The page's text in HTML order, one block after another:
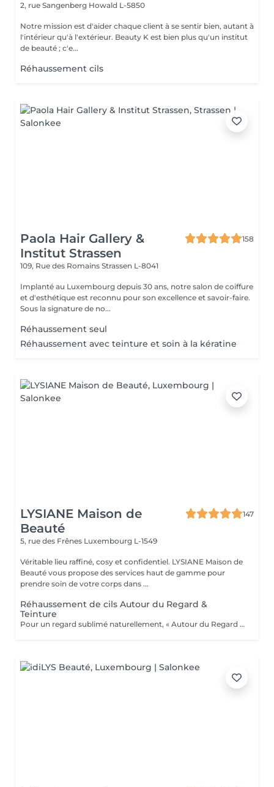
2, rue Sangenberg Howald L-5850
Notre mission est d'aider chaque client à se sentir bien, autant à
l'intérieur qu'à l'extérieur. Beauty K est bien plus qu'un institut
de beauté ; c'e...
Réhaussement cils
Paola Hair Gallery &
Institut Strassen
158
109, Rue des Romains Strassen L-8041
Implanté au Luxembourg depuis 30 ans, notre salon de coiffure
et d'esthétique est reconnu pour son excellence et savoir-faire.
Sous la signature de no...
Réhaussement seul
Réhaussement avec teinture et soin à la kératine
LYSIANE Maison de
Beauté
147
5, rue des Frênes Luxembourg L-1549
Véritable lieu raffiné, cosy et confidentiel. LYSIANE Maison de
Beauté vous propose des services haut de gamme pour
prendre soin de votre corps dans ...
Réhaussement de cils Autour du Regard &
Teinture
Pour un regard sublimé naturellement, « Autour du Regard » référence au Luxembourg pour le réhaussement de cils nouvelle génération avec kératine, issu de technologies avant-gardistes et d'un développement unique et extrêmement précis. Les standards de haute qualité de ce service vous donneront des résultats inégalés et un regard sublime.